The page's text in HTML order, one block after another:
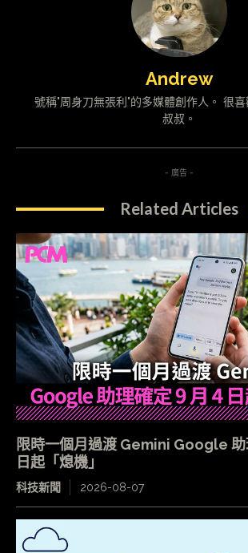
Andrew
號稱"周身刀無張利"的多媒體創作人。 很
叔叔。
- 廣告 -
Related Articles
限時一個月過渡 Gemini Google 助
日起「熄機」
科技新聞 2026-08-07